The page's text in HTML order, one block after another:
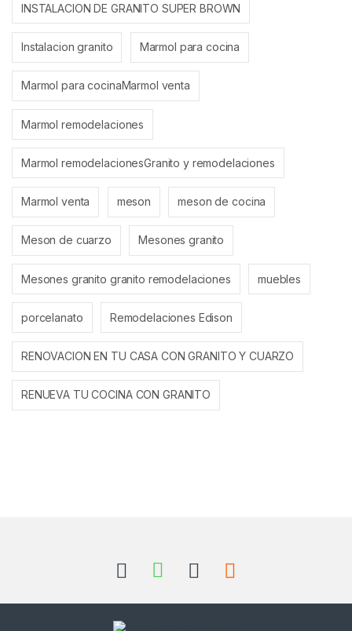
INSTALACION DE GRANITO SUPER BROWN
Instalacion granito Marmol para cocina
Marmol para cocinaMarmol venta
Marmol remodelaciones
Marmol remodelacionesGranito y remodelaciones
Marmol venta meson meson de cocina
Meson de cuarzo Mesones granito
Mesones granito granito remodelaciones muebles
porcelanato Remodelaciones Edison
RENOVACION EN TU CASA CON GRANITO Y CUARZO
RENUEVA TU COCINA CON GRANITO